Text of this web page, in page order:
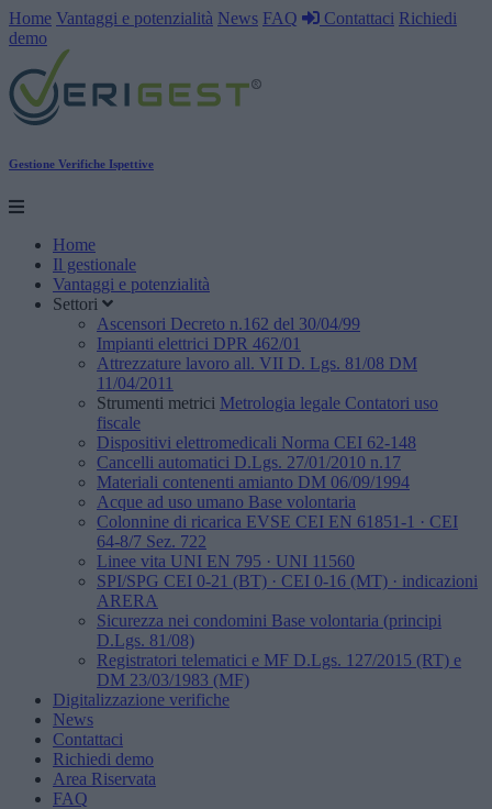
Home Vantaggi e potenzialità News FAQ Contattaci Richiedi
demo
Gestione Verifiche Ispettive
Home
Il gestionale
Vantaggi e potenzialità
Settori
Ascensori Decreto n.162 del 30/04/99
Impianti elettrici DPR 462/01
Attrezzature lavoro all. VII D. Lgs. 81/08 DM
11/04/2011
Strumenti metrici Metrologia legale Contatori uso
fiscale
Dispositivi elettromedicali Norma CEI 62-148
Cancelli automatici D.Lgs. 27/01/2010 n.17
Materiali contenenti amianto DM 06/09/1994
Acque ad uso umano Base volontaria
Colonnine di ricarica EVSE CEI EN 61851-1 · CEI
64-8/7 Sez. 722
Linee vita UNI EN 795 · UNI 11560
SPI/SPG CEI 0-21 (BT) · CEI 0-16 (MT) · indicazioni
ARERA
Sicurezza nei condomini Base volontaria (principi
D.Lgs. 81/08)
Registratori telematici e MF D.Lgs. 127/2015 (RT) e
DM 23/03/1983 (MF)
Digitalizzazione verifiche
News
Contattaci
Richiedi demo
Area Riservata
FAQ